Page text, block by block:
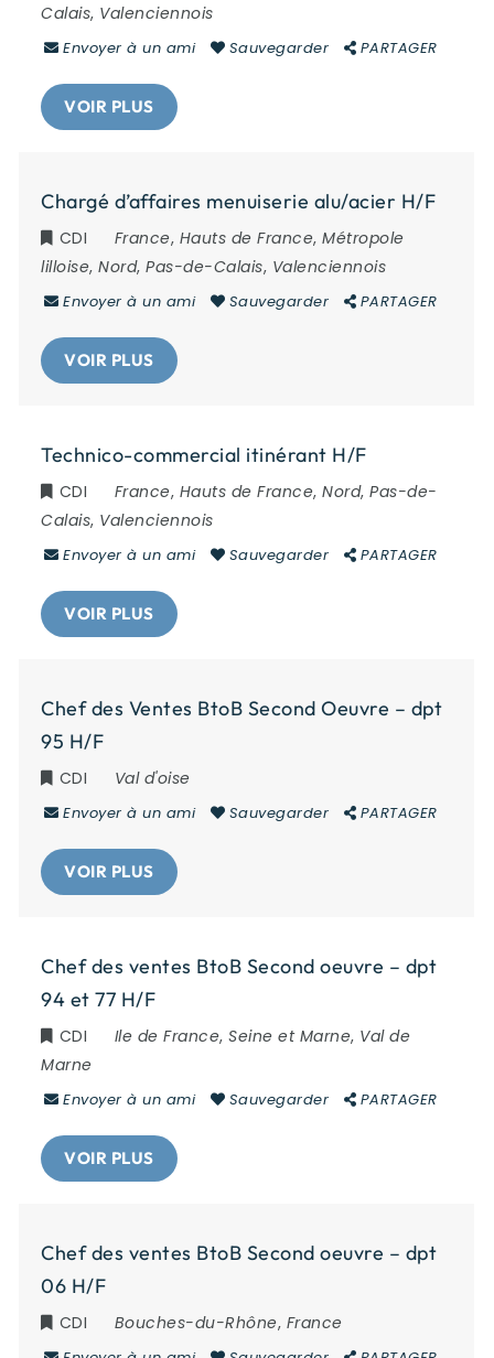
Calais, Valenciennois
Envoyer à un ami Sauvegarder PARTAGER
VOIR PLUS
Chargé d’affaires menuiserie alu/acier H/F
CDI France, Hauts de France,Métropole
lilloise,Nord,Pas-de-Calais, Valenciennois
Envoyer à un ami Sauvegarder PARTAGER
VOIR PLUS
Technico-commercial itinérant H/F
CDI France, Hauts de France,Nord,Pas-de-
Calais, Valenciennois
Envoyer à un ami Sauvegarder PARTAGER
VOIR PLUS
Chef des Ventes BtoB Second Oeuvre – dpt
95 H/F
CDI Val d'oise
Envoyer à un ami Sauvegarder PARTAGER
VOIR PLUS
Chef des ventes BtoB Second oeuvre – dpt
94 et 77 H/F
CDI Ile de France,Seine et Marne, Val de
Marne
Envoyer à un ami Sauvegarder PARTAGER
VOIR PLUS
Chef des ventes BtoB Second oeuvre – dpt
06 H/F
CDI Bouches-du-Rhône, France